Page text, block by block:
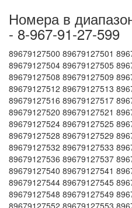
Номера в
- 8-967-91-27-599
89679127500 89679127501
89679127504 89679127505
89679127508 89679127509
89679127512 89679127513
89679127516 89679127517
89679127520 89679127521
89679127524 89679127525
89679127528 89679127529
89679127532 89679127533
89679127536 89679127537
89679127540 89679127541
89679127544 89679127545
89679127548 89679127549
89679127552 89679127553